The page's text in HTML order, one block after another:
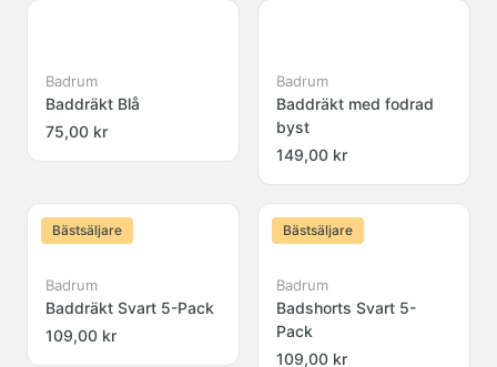
Badrum
Baddräkt Blå
75,00 kr
Badrum
Baddräkt med fodrad
byst
149,00 kr
Bästsäljare
Badrum
Baddräkt Svart 5-Pack
109,00 kr
Bästsäljare
Badrum
Badshorts Svart 5-
Pack
109,00 kr